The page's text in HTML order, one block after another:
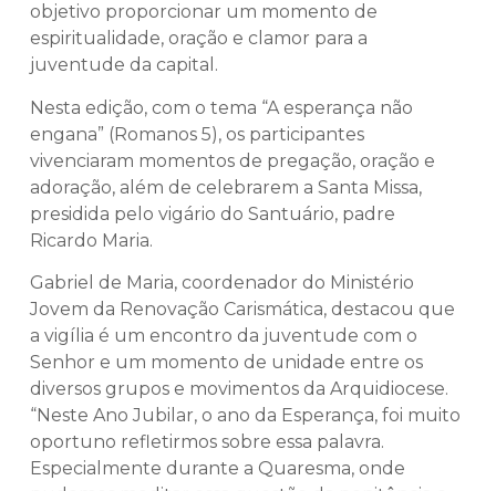
objetivo proporcionar um momento de
espiritualidade, oração e clamor para a
juventude da capital.
Nesta edição, com o tema “A esperança não
engana” (Romanos 5), os participantes
vivenciaram momentos de pregação, oração e
adoração, além de celebrarem a Santa Missa,
presidida pelo vigário do Santuário, padre
Ricardo Maria.
Gabriel de Maria, coordenador do Ministério
Jovem da Renovação Carismática, destacou que
a vigília é um encontro da juventude com o
Senhor e um momento de unidade entre os
diversos grupos e movimentos da Arquidiocese.
“Neste Ano Jubilar, o ano da Esperança, foi muito
oportuno refletirmos sobre essa palavra.
Especialmente durante a Quaresma, onde